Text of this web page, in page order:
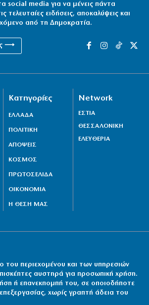
social media για να μένεις πάντα
τελευταίες ειδήσεις, αποκαλύψεις και
από τη Δημοκρατία.
⟶
Κατηγορίες
ΕΛΛΑΔΑ
ΠΟΛΙΤΙΚΗ
ΑΠΟΨΕΙΣ
ΚΟΣΜΟΣ
ΠΡΩΤΟΣΕΛΙΔΑ
ΟΙΚΟΝΟΜΙΑ
Η ΘΕΣΗ ΜΑΣ
Network
ΕΣΤΙΑ
ΘΕΣΣΑΛΟΝΙΚΗ
ΕΛΕΥΘΕΡΙΑ
του περιεχομένου και των υπηρεσιών
αυστηρά για προσωπική χρήση.
ή επανεκπομπή του, σε οποιοδήποτε
χωρίς γραπτή άδεια του